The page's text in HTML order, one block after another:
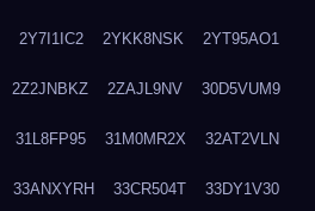
2Y7I1IC2 2YKK8NSK 2YT95AO1
2Z2JNBKZ 2ZAJL9NV 30D5VUM9
31L8FP95 31M0MR2X 32AT2VLN
33ANXYRH 33CR504T 33DY1V30